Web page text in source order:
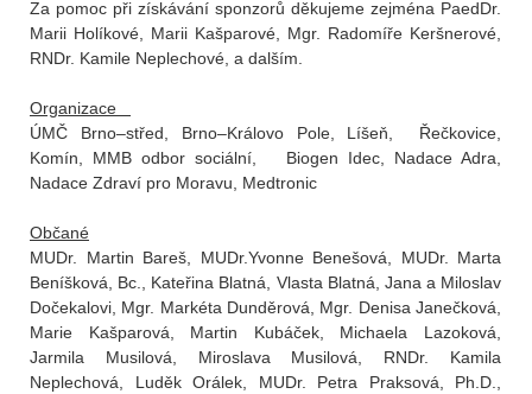
Za pomoc při získávání sponzorů děkujeme zejména PaedDr.
Marii Holíkové, Marii Kašparové, Mgr. Radomíře Keršnerové,
RNDr. Kamile Neplechové, a dalším.
Organizace
ÚMČ Brno–střed, Brno–Královo Pole, Líšeň, Řečkovice,
Komín, MMB odbor sociální, Biogen Idec, Nadace Adra,
Nadace Zdraví pro Moravu, Medtronic
Občané
MUDr. Martin Bareš, MUDr.Yvonne Benešová, MUDr. Marta
Beníšková, Bc., Kateřina Blatná, Vlasta Blatná, Jana a Miloslav
Dočekalovi, Mgr. Markéta Dunděrová, Mgr. Denisa Janečková,
Marie Kašparová, Martin Kubáček, Michaela Lazoková,
Jarmila Musilová, Miroslava Musilová, RNDr. Kamila
Neplechová, Luděk Orálek, MUDr. Petra Praksová, Ph.D.,